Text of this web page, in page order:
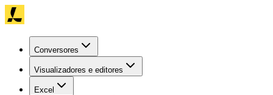
Conversores
Visualizadores e editores
Excel